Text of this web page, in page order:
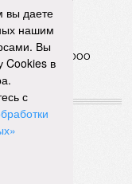
года, 7с1
а/я 29. для ООО
вы даете
нашим
Вы
Cookies в
с